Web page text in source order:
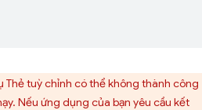
Thẻ tuỳ chỉnh có thể không thành công
Nếu ứng dụng của bạn yêu cầu kết